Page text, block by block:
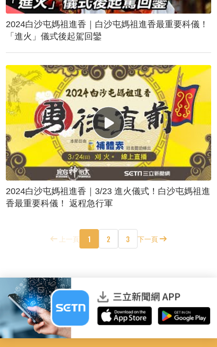
2024白沙屯媽祖進香｜白沙屯媽祖進香最重要科儀！
「進火」儀式後起駕回鑾
2024白沙屯媽祖進香｜3/23 進火儀式！白沙屯媽祖進
香最重要科儀！ 返程急行軍
上一頁 1 2 3 下一頁